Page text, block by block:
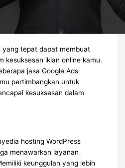
yang tepat dapat membuat
kesuksesan iklan online kamu.
jasa Google Ads
pertimbangkan untuk
kesuksesan dalam
hosting WordPress
menawarkan layanan
keunggulan yang lebih